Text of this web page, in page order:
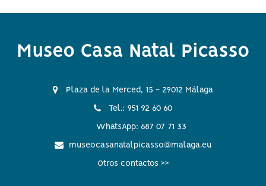
Museo Casa Natal Picasso
Plaza de la Merced, 15 - 29012 Málaga
Tel.: 951 92 60 60
WhatsApp: 687 07 71 33
museocasanatalpicasso@malaga.eu
Otros contactos >>